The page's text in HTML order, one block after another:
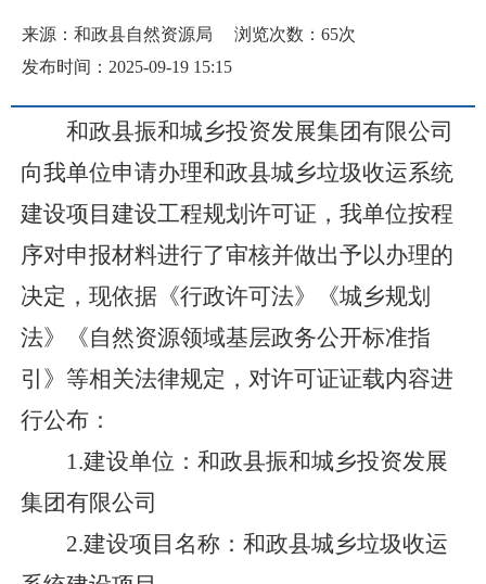
来源：和政县自然资源局 浏览次数： 65次
发布时间：2025-09-19 15:15
和政县振和城乡投资发展集团有限公司
向我单位申请办理和政县城乡垃圾收运系统
建设项目建设工程规划许可证，我单位按程
序对申报材料进行了审核并做出予以办理的
决定，现依据《行政许可法》《城乡规划
法》《自然资源领域基层政务公开标准指
引》等相关法律规定，对许可证证载内容进
行公布：
1.建设单位：和政县振和城乡投资发展
集团有限公司
2.建设项目名称：和政县城乡垃圾收运